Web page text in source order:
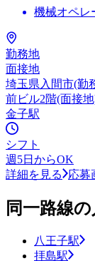
機械オペレ
勤務地
面接地
埼玉県入間市(勤
前ビル2階(面接
金子駅
シフト
週5日からOK
詳細を見る
応募
同一路線
八王子駅
拝島駅